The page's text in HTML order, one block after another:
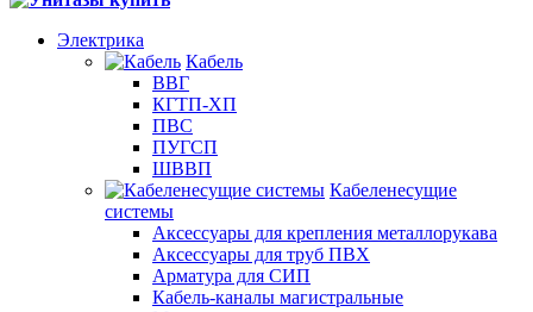
Электрика
Кабель
ВВГ
КГТП-ХП
ПВС
ПУГСП
ШВВП
Кабеленесущие
системы
Аксессуары для крепления металлорукава
Аксессуары для труб ПВХ
Арматура для СИП
Кабель-каналы магистральные